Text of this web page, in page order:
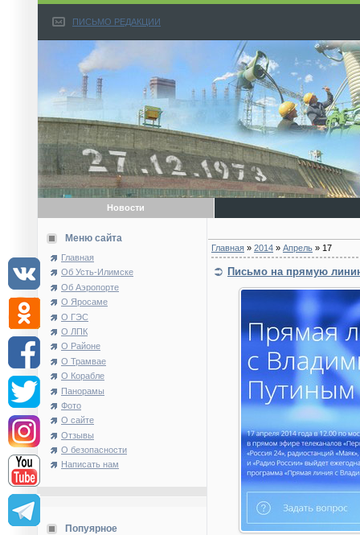
ПИСЬМО РЕДАКЦИИ
Новости
Меню сайта
Главная
Об Усть-Илимске
Об Аэропорте
О Яросаме
О ГЭС
О ЛПК
О Районе
О Трамвае
О Корабле
Панорамы
Фото
О сайте
Отзывы
О безопасности
Написать нам
Попуярное
Главная » 2014 » Апрель » 17
Письмо на прямую